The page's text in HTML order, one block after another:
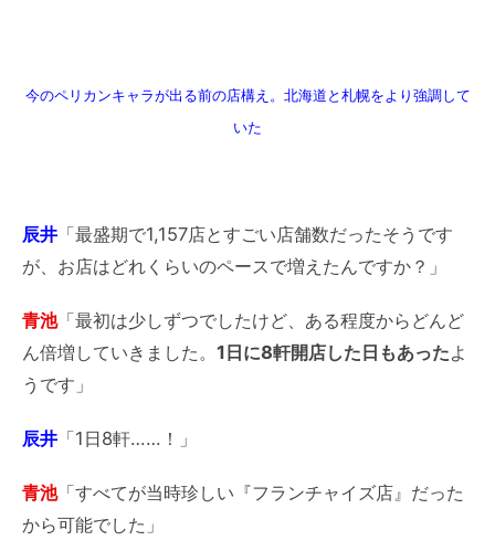
今のペリカンキャラが出る前の店構え。北海道と札幌をより強調して
いた
辰井 「最盛期で1,157店とすごい店舗数だったそうです
が、お店はどれくらいのペースで増えたんですか？」
青池「最初は少しずつでしたけど、ある程度からどんど
ん倍増していきました。 1日に8軒開店した日もあったよ
うです」
辰井 「1日8軒……！」
青池「すべてが当時珍しい『フランチャイズ店』だった
から可能でした」